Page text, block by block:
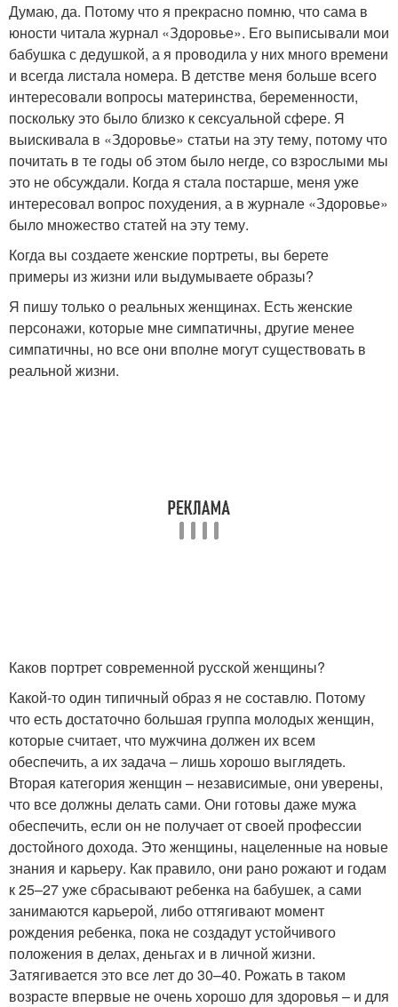
Думаю, да. Потому что я прекрасно помню, что сама в
юности читала журнал «Здоровье». Его выписывали мои
бабушка с дедушкой, а я проводила у них много времени
и всегда листала номера. В детстве меня больше всего
интересовали вопросы материнства, беременности,
поскольку это было близко к сексуальной сфере. Я
выискивала в «Здоровье» статьи на эту тему, потому что
почитать в те годы об этом было негде, со взрослыми мы
это не обсуждали. Когда я стала постарше, меня уже
интересовал вопрос похудения, а в журнале «Здоровье»
было множество статей на эту тему.
Когда вы создаете женские портреты, вы берете
примеры из жизни или выдумываете образы?
Я пишу только о реальных женщинах. Есть женские
персонажи, которые мне симпатичны, другие менее
симпатичны, но все они вполне могут существовать в
реальной жизни.
Каков портрет современной русской женщины?
Какой-то один типичный образ я не составлю. Потому
что есть достаточно большая группа молодых женщин,
которые считает, что мужчина должен их всем
обеспечить, а их задача – лишь хорошо выглядеть.
Вторая категория женщин – независимые, они уверены,
что все должны делать сами. Они готовы даже мужа
обеспечить, если он не получает от своей профессии
достойного дохода. Это женщины, нацеленные на новые
знания и карьеру. Как правило, они рано рожают и годам
к 25–27 уже сбрасывают ребенка на бабушек, а сами
занимаются карьерой, либо оттягивают момент
рождения ребенка, пока не создадут устойчивого
положения в делах, деньгах и в личной жизни.
Затягивается это все лет до 30–40. Рожать в таком
возрасте впервые не очень хорошо для здоровья – и для